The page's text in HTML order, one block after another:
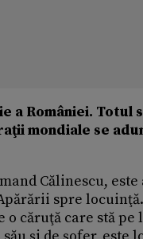
a României. Totul
mondiale se
Călinescu, este
spre
căruţă care stă pe